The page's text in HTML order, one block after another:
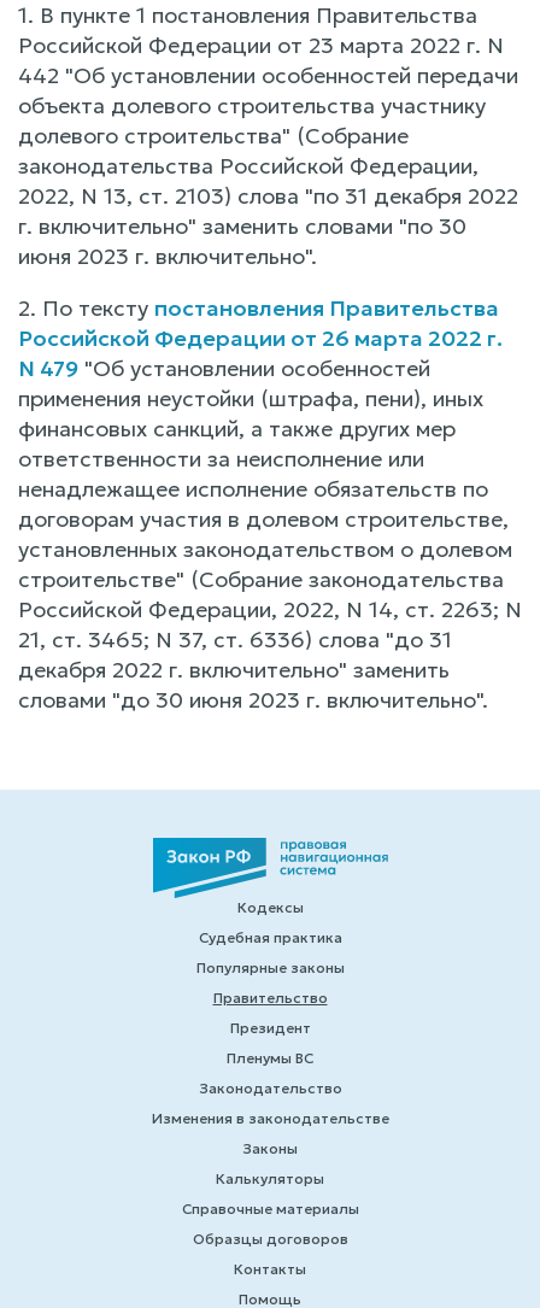
1. В пункте 1 постановления Правительства
Российской Федерации от 23 марта 2022 г. N
442 "Об установлении особенностей передачи
объекта долевого строительства участнику
долевого строительства" (Собрание
законодательства Российской Федерации,
2022, N 13, ст. 2103) слова "по 31 декабря 2022
г. включительно" заменить словами "по 30
июня 2023 г. включительно".
2. По тексту постановления Правительства
Российской Федерации от 26 марта 2022 г.
N 479 "Об установлении особенностей
применения неустойки (штрафа, пени), иных
финансовых санкций, а также других мер
ответственности за неисполнение или
ненадлежащее исполнение обязательств по
договорам участия в долевом строительстве,
установленных законодательством о долевом
строительстве" (Собрание законодательства
Российской Федерации, 2022, N 14, ст. 2263; N
21, ст. 3465; N 37, ст. 6336) слова "до 31
декабря 2022 г. включительно" заменить
словами "до 30 июня 2023 г. включительно".
Кодексы
Судебная практика
Популярные законы
Правительство
Президент
Пленумы ВС
Законодательство
Изменения в законодательстве
Законы
Калькуляторы
Справочные материалы
Образцы договоров
Контакты
Помощь